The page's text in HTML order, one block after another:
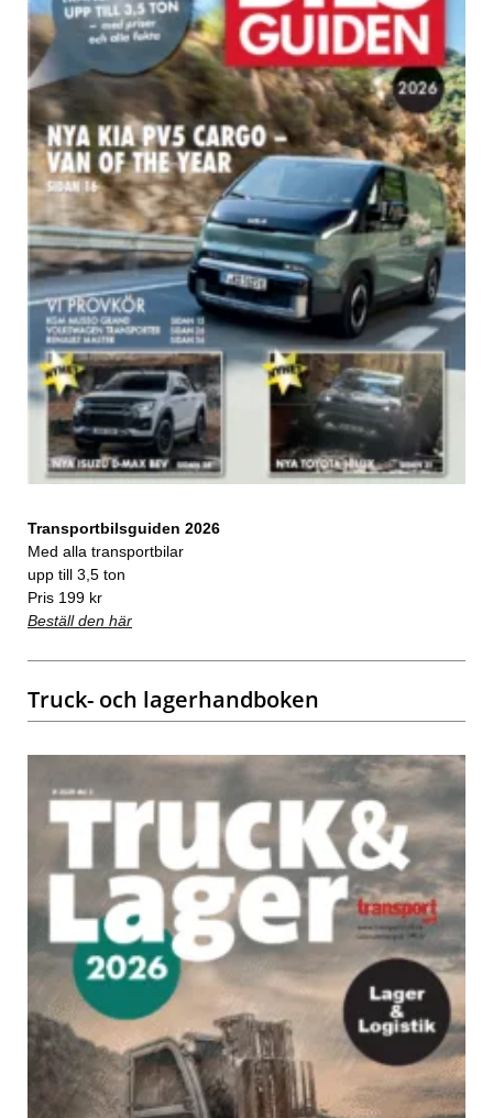
Transportbilsguiden 2026
Med alla transportbilar
upp till 3,5 ton
Pris 199 kr
Beställ den här
Truck- och lagerhandboken